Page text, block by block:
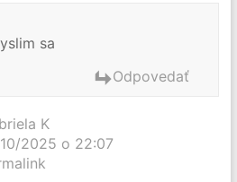
sa
Odpovedať
K
2025 o 22:07